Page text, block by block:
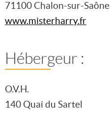
71100 Chalon-sur-Saône
www.misterharry.fr
Hébergeur :
O.V.H.
140 Quai du Sartel